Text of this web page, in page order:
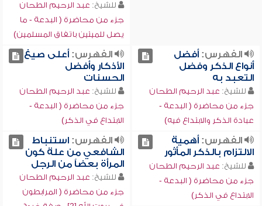
للشيخ: عبد الرحيم الطحان
جزء من محاضرة ( البدعة - ما
يصل للميتين باتفاق المسلمين)
الفهرس:أفضل
أنواع الذكر وفضل
التعبد به
للشيخ: عبد الرحيم الطحان
جزء من محاضرة ( البدعة -
عبادة الذكر والابتداع فيه)
الفهرس:أعلى صيغ
الأذكار وأفضل
الحسنات
للشيخ: عبد الرحيم الطحان
جزء من محاضرة ( البدعة -
الابتداع في الذكر)
الفهرس:أهمية
الالتزام بالذكر المأثور
للشيخ: عبد الرحيم الطحان
جزء من محاضرة ( البدعة -
الابتداع في الذكر)
الفهرس:استنباط
الشافعي من علة كون
المرأة بعضاً من الرجل
للشيخ: عبد الرحيم الطحان
جزء من محاضرة ( المرابطون